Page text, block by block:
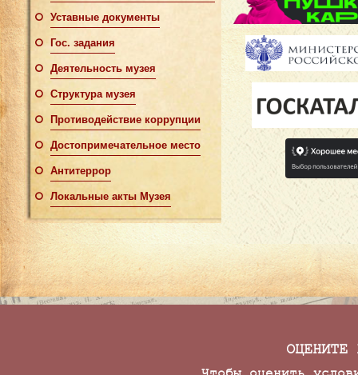
Уставные документы
Гос. задания
Деятельность музея
Структура музея
Противодействие коррупции
Достопримечательное место
Антитеррор
Локальные акты Музея
ОЦЕНИТЕ